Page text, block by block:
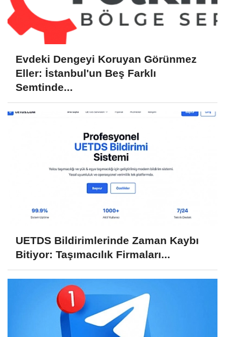
Evdeki Dengeyi Koruyan Görünmez
Eller: İstanbul'un Beş Farklı
Semtinde...
UETDS Bildirimlerinde Zaman Kaybı
Bitiyor: Taşımacılık Firmaları...